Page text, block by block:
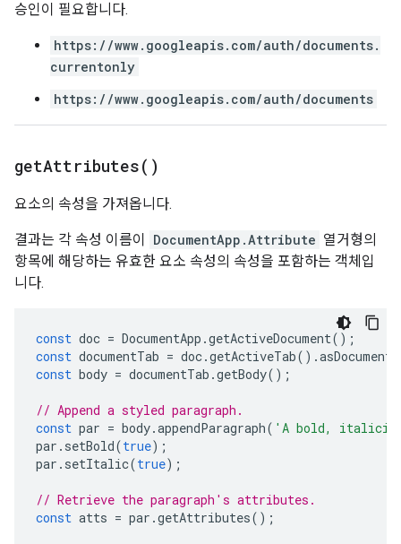
승인이 필요합니다.
https://www.googleapis.com/auth/documents.
currentonly
https://www.googleapis.com/auth/documents
getAttributes( )
요소의 속성을 가져옵니다.
결과는 각 속성 이름이 DocumentApp.Attribute 열거형의
항목에 해당하는 유효한 요소 속성의 속성을 포함하는 객체입
니다.
const doc = DocumentApp .getActiveDocument();
const documentTab = doc.getActiveTab().
const body = documentTab .getBody();
// Append a styled paragraph.
const par = body.appendParagraph( 'A bold,
par . setBold(true);
par . setItalic(true);
// Retrieve the paragraph's attributes.
const atts = par .getAttributes();